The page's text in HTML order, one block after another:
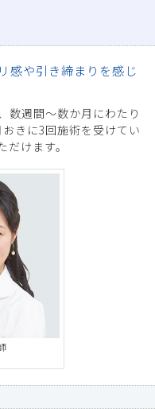
感や引き締まりを感じ
数週間〜数か月にわたり
きに3回施術を受けてい
けます。